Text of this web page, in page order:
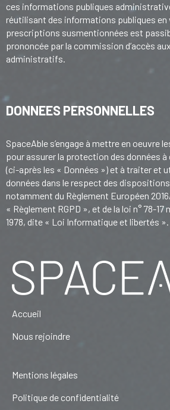
ces informations publiques
réutilisant des informations publiques en
prescriptions susmentionnées est
prononcée par la commission d’accès
administratifs.
DONNEES PERSONNELLES
SpaceAble s’engage à mettre en oeuvre
pour assurer la protection des données
(ci-après les « Données ») et à traiter et
données dans le respect des
notamment du Règlement Européen
« Règlement RGPD », et de la loi n° 78-
1978, dite « Loi Informatique et libertés ».
Accueil
Nous rejoindre
Mentions légales
Politique de confidentialité